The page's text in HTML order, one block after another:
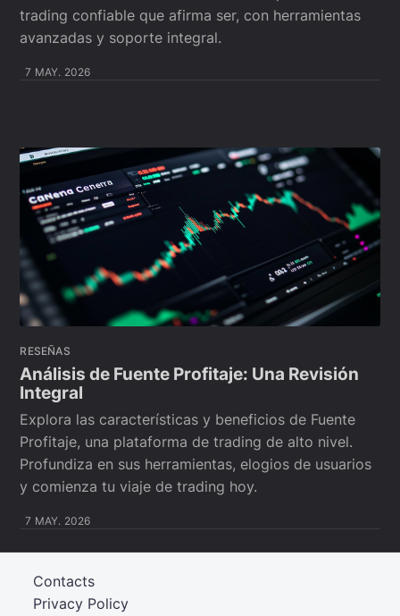
trading confiable que afirma ser, con herramientas
avanzadas y soporte integral.
7 MAY. 2026
RESEÑAS
Análisis de Fuente Profitaje: Una Revisión
Integral
Explora las características y beneficios de Fuente
Profitaje, una plataforma de trading de alto nivel.
Profundiza en sus herramientas, elogios de usuarios
y comienza tu viaje de trading hoy.
7 MAY. 2026
Privacy Policy
Contacts